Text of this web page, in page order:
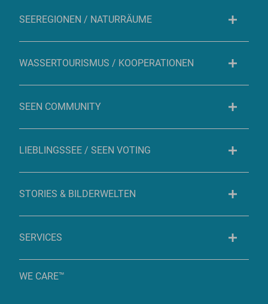
SEEREGIONEN / NATURRÄUME
WASSERTOURISMUS / KOOPERATIONEN
SEEN COMMUNITY
LIEBLINGSSEE / SEEN VOTING
STORIES & BILDERWELTEN
SERVICES
WE CARE™